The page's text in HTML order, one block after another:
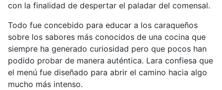
con la finalidad de despertar el paladar del comensal.
Todo fue concebido para educar a los caraqueños
sobre los sabores más conocidos de una cocina que
siempre ha generado curiosidad pero que pocos han
podido probar de manera auténtica. Lara confiesa que
el menú fue diseñado para abrir el camino hacia algo
mucho más intenso.